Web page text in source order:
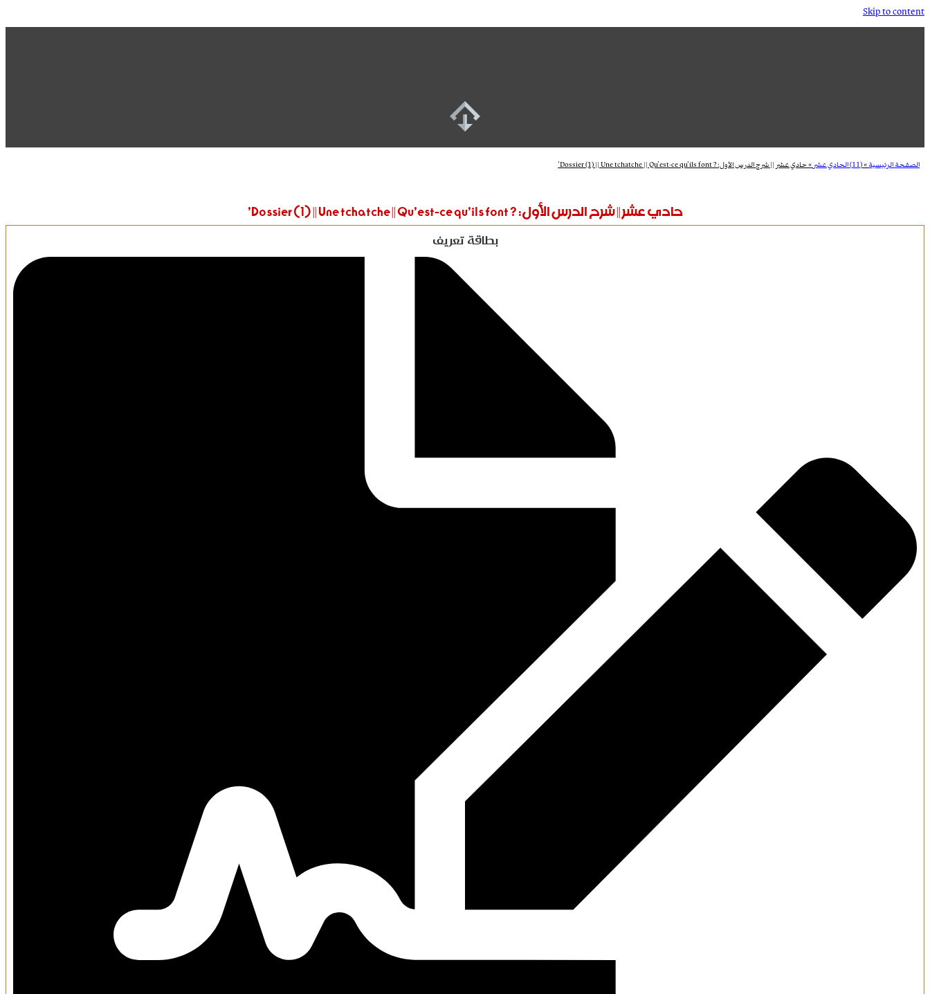
Skip to content
الصفحة الرئيسية»(11) الحادي عشر »حادي عشر || شرح الدرس الأول: ? Dossier (1) || Une tchatche || Qu’est-ce qu’ils font’
حادي عشر || شرح الدرس الأول: ? Dossier (1) || Une tchatche || Qu’est-ce qu’ils font’
بطاقة تعريف